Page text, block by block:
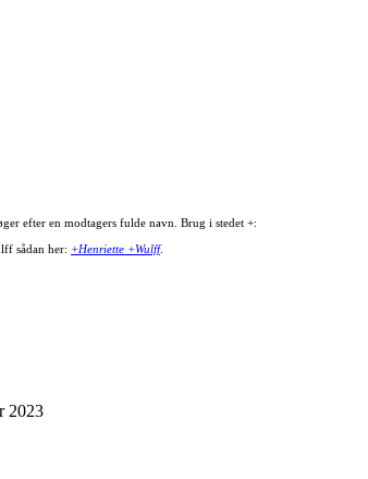
efter en modtagers fulde navn. Brug i stedet +:
sådan her: +Henriette +Wulff.
2023